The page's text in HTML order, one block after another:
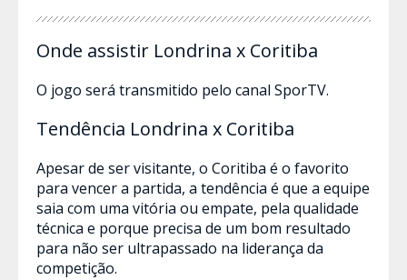
Onde assistir Londrina x Coritiba
O jogo será transmitido pelo canal SporTV.
Tendência Londrina x Coritiba
Apesar de ser visitante, o Coritiba é o favorito
para vencer a partida, a tendência é que a equipe
saia com uma vitória ou empate, pela qualidade
técnica e porque precisa de um bom resultado
para não ser ultrapassado na liderança da
competição.